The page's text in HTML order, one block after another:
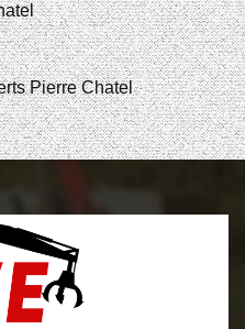
Pierre Chatel